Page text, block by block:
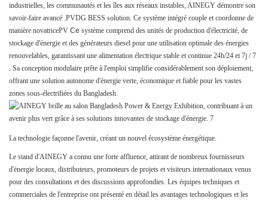
industrielles, les communautés et les îles aux réseaux instables, AINEGY démontre son
savoir-faire avancé PVDG BESS solution. Ce système intégré couple et coordonne de
manière novatricePV Ce système comprend des unités de production d'électricité, de
stockage d'énergie et des générateurs diesel pour une utilisation optimale des énergies
renouvelables, garantissant une alimentation électrique stable et continue 24h/24 et 7j / 7
. Sa conception modulaire prête à l'emploi simplifie considérablement son déploiement,
offrant une solution autonome d'énergie verte, économique et fiable pour les vastes
zones sous-électrifiées du Bangladesh.
La technologie façonne l'avenir, créant un nouvel écosystème énergétique.
Le stand d'AINEGY a connu une forte affluence, attirant de nombreux fournisseurs
d'énergie locaux, distributeurs, promoteurs de projets et visiteurs internationaux venus
pour des consultations et des discussions approfondies. Les équipes techniques et
commerciales de l'entreprise ont présenté en détail les avantages technologiques et les